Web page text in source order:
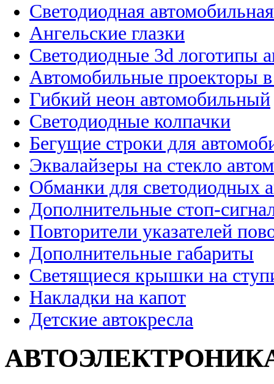
Светодиодная
Ангельские глазки
Светодиодные 3d логотипы
Автомобильные проекторы
Гибкий неон автомобильный
Светодиодные колпачки
Бегущие строки для
Эквалайзеры на стекло
Обманки для светодиодных
Дополнительные стоп-
Повторители указателей
Дополнительные габариты
Светящиеся крышки на
Накладки на капот
Детские автокресла